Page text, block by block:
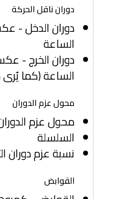
دوران ناقل الحركة
دوران الدخل -
الساعة
دوران الخرج -
الساعة (كما
محول عزم الدوران
محول عزم
السلسلة
نسبة عزم دوران
القوابض